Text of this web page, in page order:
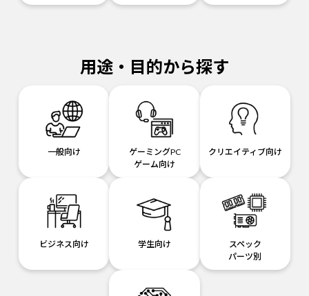
用途・目的から探す
一般向け
ゲーミングPC
ゲーム向け
クリエイティブ向け
ビジネス向け 学生向け
スペック
パーツ別